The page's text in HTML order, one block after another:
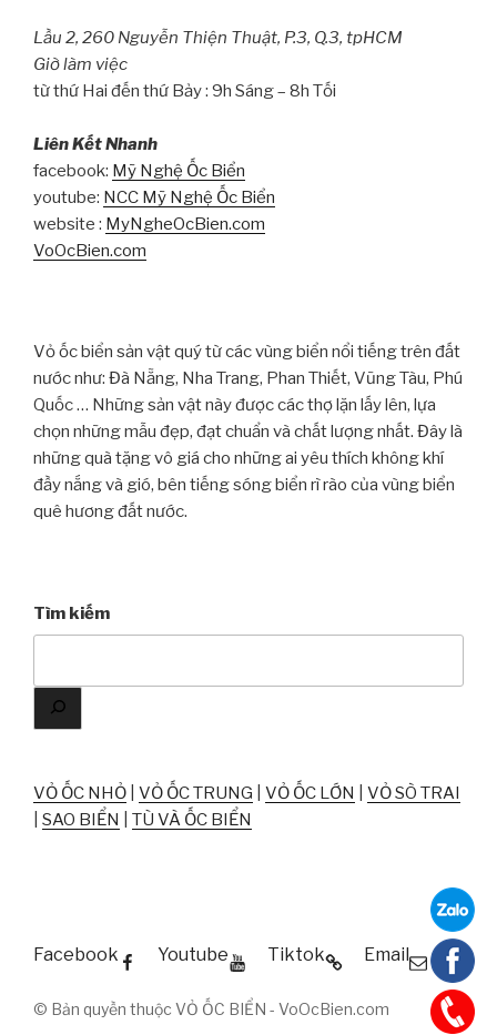
Lầu 2, 260 Nguyễn Thiện Thuật, P.3, Q.3, tpHCM
Giờ làm việc
từ thứ Hai đến thứ Bảy : 9h Sáng – 8h Tối
Liên Kết Nhanh
facebook: Mỹ Nghệ Ốc Biển
youtube: NCC Mỹ Nghệ Ốc Biển
website : MyNgheOcBien.com
VoOcBien.com
Vỏ ốc biển sản vật quý từ các vùng biển nổi tiếng trên đất
nước như: Đà Nẵng, Nha Trang, Phan Thiết, Vũng Tàu, Phú
Quốc … Những sản vật này được các thợ lặn lấy lên, lựa
chọn những mẫu đẹp, đạt chuẩn và chất lượng nhất. Đây là
những quà tặng vô giá cho những ai yêu thích không khí
đầy nắng và gió, bên tiếng sóng biển rì rào của vùng biển
quê hương đất nước.
Tìm kiếm
VỎ ỐC NHỎ VỎ ỐC TRUNG VỎ ỐC LỚN
VỎ SÒ TRAI
SAO BIỂN TÙ VÀ ỐC BIỂN
Facebook Youtube Tiktok Email
© Bản quyền thuộc VỎ ỐC BIỂN - VoOcBien.com